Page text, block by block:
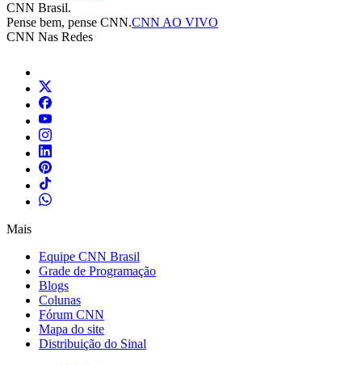
CNN Brasil.
Pense bem, pense CNN.CNN AO VIVO
CNN Nas Redes
Mais
Equipe CNN Brasil
Grade de Programação
Blogs
Colunas
Fórum CNN
Mapa do site
Distribuição do Sinal